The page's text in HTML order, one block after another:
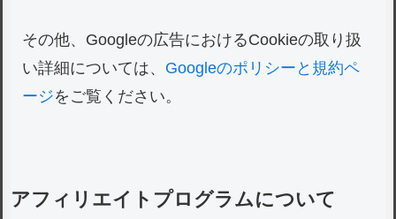
その他、Googleの広告におけるCookieの取り扱
い詳細については、 Googleのポリシーと規約ペ
ージをご覧ください。
アフィリエイトプログラムについて